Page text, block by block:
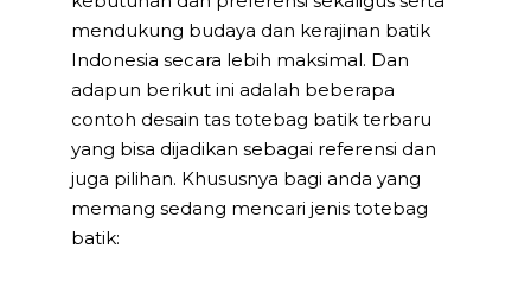
mendukung budaya dan kerajinan batik
Indonesia secara lebih maksimal. Dan
adapun berikut ini adalah beberapa
contoh desain tas totebag batik terbaru
yang bisa dijadikan sebagai referensi dan
juga pilihan. Khususnya bagi anda yang
memang sedang mencari jenis totebag
batik: